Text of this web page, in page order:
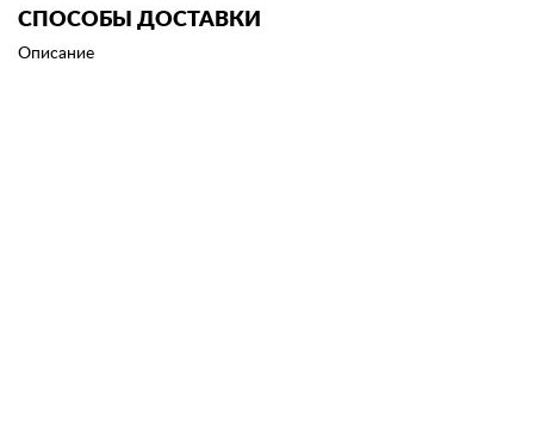
СПОСОБЫ ДОСТАВКИ
Описание